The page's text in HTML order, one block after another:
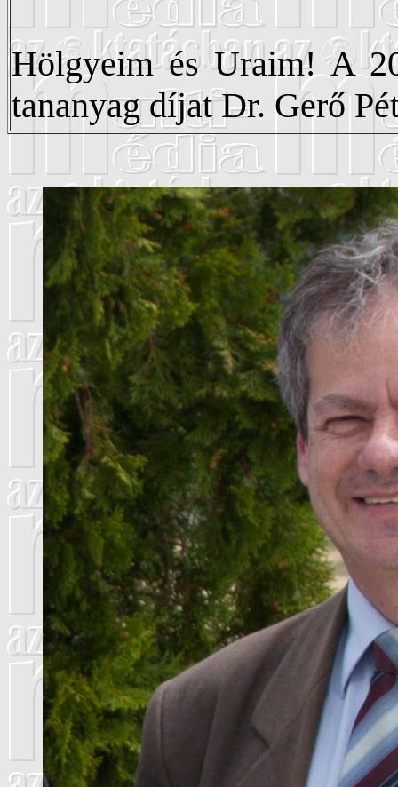
Hölgyeim és Uraim! A
tananyag díjat Dr. Gerő